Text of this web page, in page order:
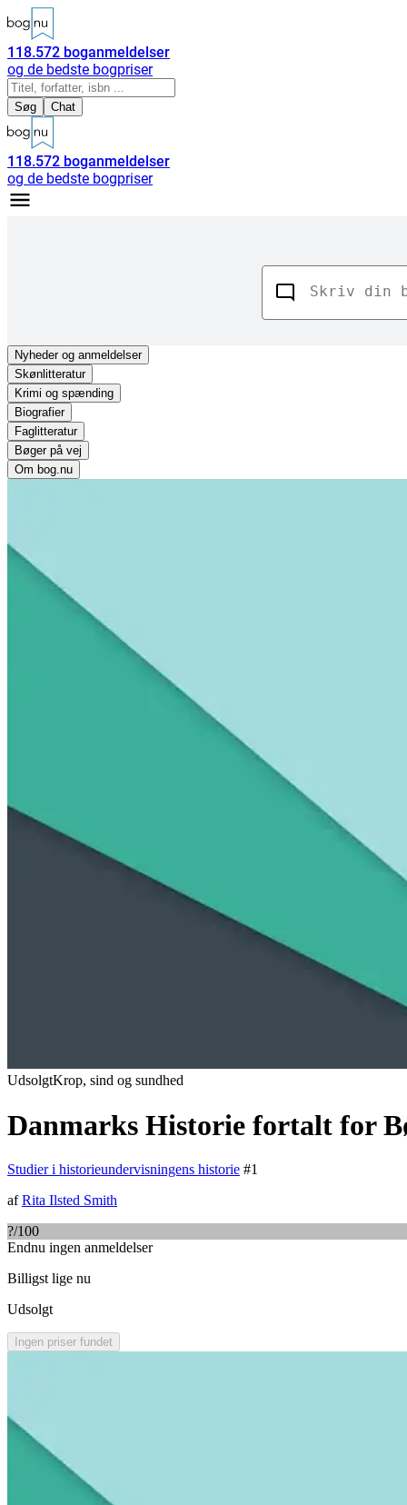
118.572 boganmeldelser
og de bedste bogpriser
Søg Chat
118.572 boganmeldelser
og de bedste bogpriser
Nyhederog anmeldelser
Skønlitteratur
Krimi og spænding
Biografier
Faglitteratur
Bøger på vej
Om bog.nu
UdsolgtKrop, sind og sundhed
Danmarks Historie fortalt for
Studier i historieundervisningens historie #1
afRita Ilsted Smith
?/100
Endnu ingen anmeldelser
Billigst lige nu
Udsolgt
Ingen priser fundet